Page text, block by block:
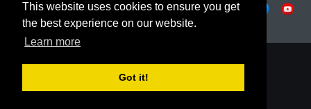
This website uses cookies to ensure you get
the best experience on our website.
Learn more
Got it!
Ochrona prywatności|Warunki użytkowania|
| © OSTJE 2025